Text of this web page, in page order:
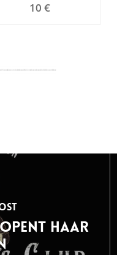
10 €
opent haar